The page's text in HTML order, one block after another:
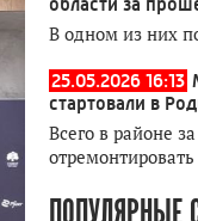
В одном из них
25.05.2026 16:13
стартовали в
Всего в районе